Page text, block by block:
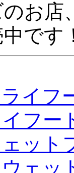
お店
です
ライフ
イフー
ット
ウェッ